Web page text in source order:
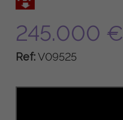
245.000 €
Ref:V09525